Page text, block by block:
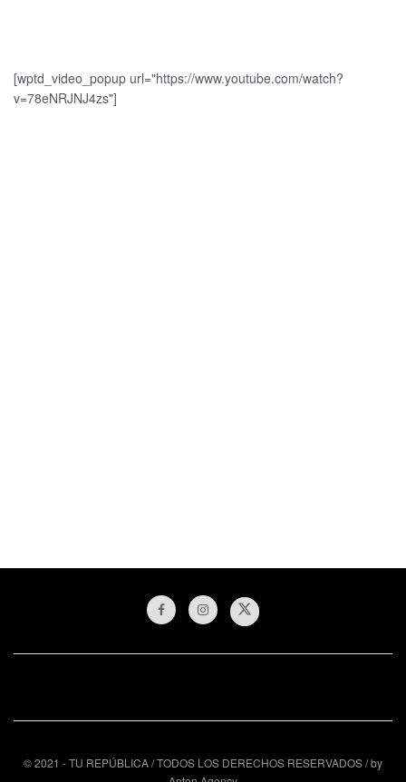
[wptd_video_popup url="https://www.youtube.com/watch?
v=78eNRJNJ4zs"]
© 2021 - TU REPÚBLICA / TODOS LOS DERECHOS RESERVADOS / by